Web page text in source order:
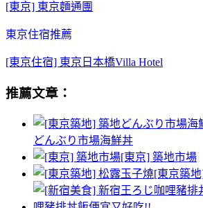
[東京] 東京麵通團
東京住宿推薦
[東京住宿] 東京日本橋Villa Hotel
推薦文章：
どんぶり市場海鮮丼
[東京] 築地市場
[東京築